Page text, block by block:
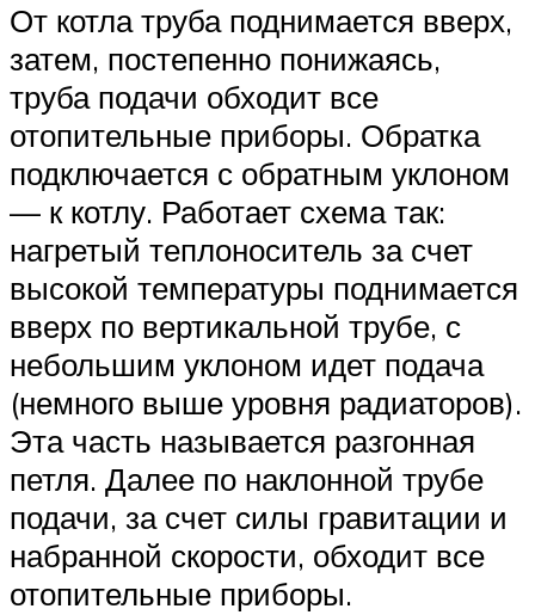
От котла труба поднимается вверх,
затем, постепенно понижаясь,
труба подачи обходит все
отопительные приборы. Обратка
подключается с обратным уклоном
— к котлу. Работает схема так:
нагретый теплоноситель за счет
высокой температуры поднимается
вверх по вертикальной трубе, с
небольшим уклоном идет подача
(немного выше уровня радиаторов).
Эта часть называется разгонная
петля. Далее по наклонной трубе
подачи, за счет силы гравитации и
набранной скорости, обходит все
отопительные приборы.